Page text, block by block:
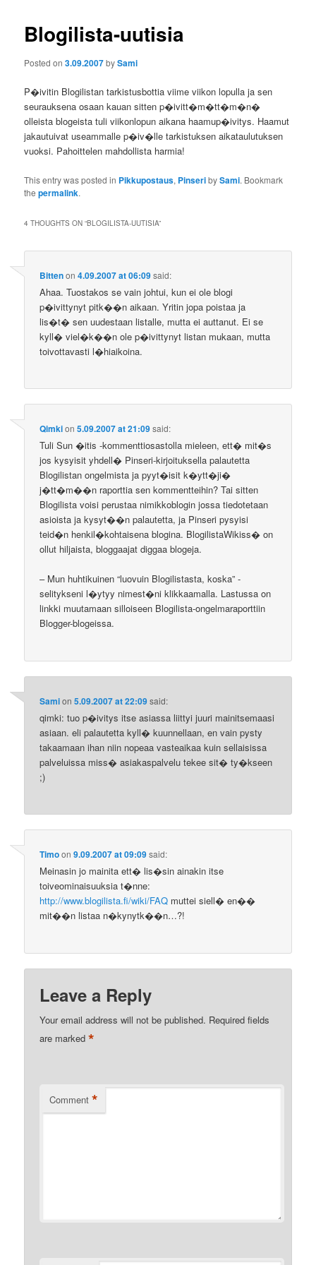
Blogilista-uutisia
Posted on3.09.2007bySami
P�ivitin Blogilistan tarkistusbottia viime viikon lopulla ja sen
seurauksena osaan kauan sitten p�ivitt�m�tt�m�n�
olleista blogeista tuli viikonlopun aikana haamup�ivitys. Haamut
jakautuivat useammalle p�iv�lle tarkistuksen aikataulutuksen
vuoksi. Pahoittelen mahdollista harmia!
This entry was posted in Pikkupostaus, PinseribySami. Bookmark
thepermalink.
4 THOUGHTS ON “BLOGILISTA-UUTISIA”
Bittenon4.09.2007 at 06:09said:
Ahaa. Tuostakos se vain johtui, kun ei ole blogi
p�ivittynyt pitk��n aikaan. Yritin jopa poistaa ja
lis�t� sen uudestaan listalle, mutta ei auttanut. Ei se
kyll� viel�k��n ole p�ivittynyt listan mukaan, mutta
toivottavasti l�hiaikoina.
Qimkion5.09.2007 at 21:09said:
Tuli Sun �itis -kommenttiosastolla mieleen, ett� mit�s
jos kysyisit yhdell� Pinseri-kirjoituksella palautetta
Blogilistan ongelmista ja pyyt�isit k�ytt�ji�
j�tt�m��n raporttia sen kommentteihin? Tai sitten
Blogilista voisi perustaa nimikkoblogin jossa tiedotetaan
asioista ja kysyt��n palautetta, ja Pinseri pysyisi
teid�n henkil�kohtaisena blogina. BlogilistaWikiss� on
ollut hiljaista, bloggaajat diggaa blogeja.
– Mun huhtikuinen “luovuin Blogilistasta, koska” -
selitykseni l�ytyy nimest�ni klikkaamalla. Lastussa on
linkki muutamaan silloiseen Blogilista-ongelmaraporttiin
Blogger-blogeissa.
Samion5.09.2007 at 22:09said:
qimki: tuo p�ivitys itse asiassa liittyi juuri mainitsemaasi
asiaan. eli palautetta kyll� kuunnellaan, en vain pysty
takaamaan ihan niin nopeaa vasteaikaa kuin sellaisissa
palveluissa miss� asiakaspalvelu tekee sit� ty�kseen
;)
Timoon9.09.2007 at 09:09said:
Meinasin jo mainita ett� lis�sin ainakin itse
toiveominaisuuksia t�nne:
http://www.blogilista.fi/wiki/FAQ muttei siell� en��
mit��n listaa n�kynytk��n…?!
Leave a Reply
Your email address will not be published. Required fields
are marked*
Comment *